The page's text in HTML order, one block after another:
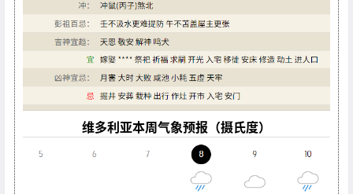
维多利亚本周气象预报（摄氏度）